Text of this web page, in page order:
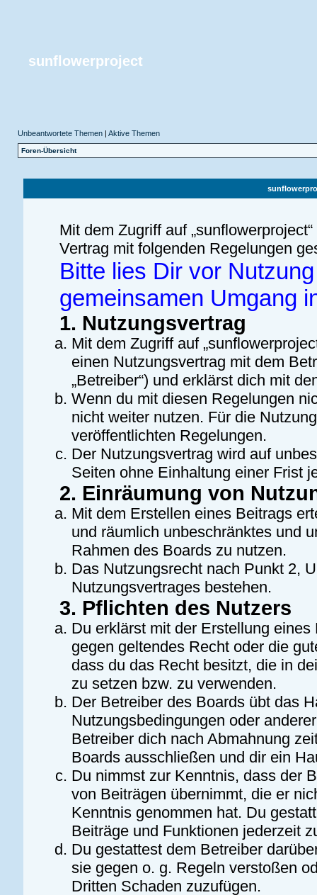
sunflowerproject
Unbeantwortete Themen| Aktive Themen
Foren-Übersicht
Mit dem Zugriff auf
Vertrag mit folgenden Regelungen
Bitte lies Dir vor
gemeinsamen Umgang
1. Nutzungsvertrag
Mit dem Zugriff auf
einen Nutzungsvertrag mit dem
„Betreiber“) und erklärst dich mit
Wenn du mit diesen Regelungen
nicht weiter nutzen. Für die
veröffentlichten Regelungen.
Der Nutzungsvertrag wird auf
Seiten ohne Einhaltung einer Frist
2. Einräumung von
Mit dem Erstellen eines Beitrags
und räumlich unbeschränktes und
Rahmen des Boards zu nutzen.
Das Nutzungsrecht nach Punkt 2,
Nutzungsvertrages bestehen.
3. Pflichten des Nutzers
Du erklärst mit der Erstellung
gegen geltendes Recht oder die
dass du das Recht besitzt, die in
zu setzen bzw. zu verwenden.
Der Betreiber des Boards übt das
Nutzungsbedingungen oder
Betreiber dich nach Abmahnung
Boards ausschließen und dir ein
Du nimmst zur Kenntnis, dass der
von Beiträgen übernimmt, die er
Kenntnis genommen hat. Du
Beiträge und Funktionen jederzeit
Du gestattest dem Betreiber
sie gegen o. g. Regeln verstoßen
Dritten Schaden zuzufügen.